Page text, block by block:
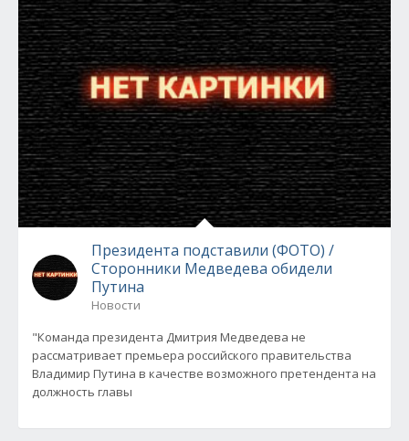
Президента подставили (ФОТО) /
Сторонники Медведева обидели
Путина
Новости
"Команда президента Дмитрия Медведева не
рассматривает премьера российского правительства
Владимир Путина в качестве возможного претендента на
должность главы